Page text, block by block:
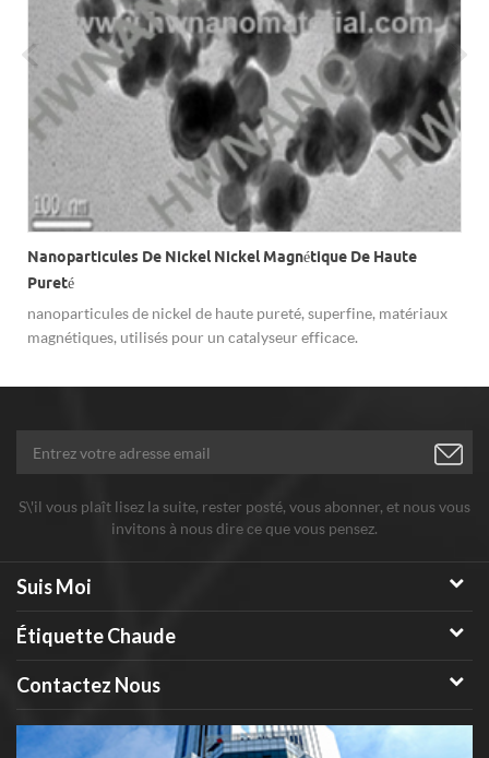
Nanoparticules De Nickel Nickel Magnétique De Haute
Pureté
nanoparticules de nickel de haute pureté, superfine, matériaux
magnétiques, utilisés pour un catalyseur efficace.
S\'il vous plaît lisez la suite, rester posté, vous abonner, et nous vous
invitons à nous dire ce que vous pensez.
Suis Moi
Étiquette Chaude
Contactez Nous